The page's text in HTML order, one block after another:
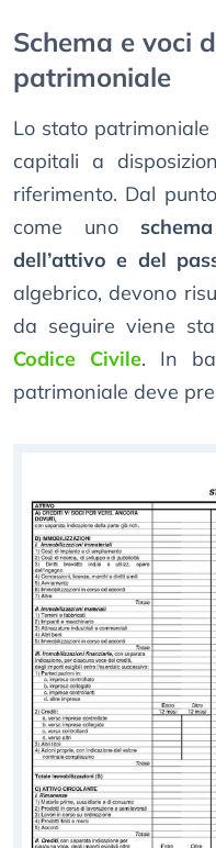
Schema e voci
patrimoniale
Lo stato
capitali a
riferimento. Dal
come uno
dell’attivo e del
algebrico, devono
da seguire viene
Codice Civile. In
patrimoniale deve